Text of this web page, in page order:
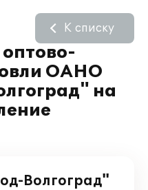
ОАНО
на
К списку
Волгоград"